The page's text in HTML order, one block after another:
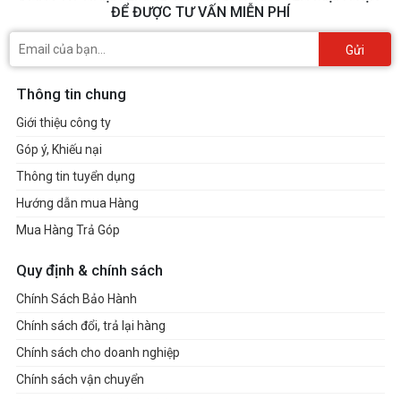
ĐỂ ĐƯỢC TƯ VẤN MIỄN PHÍ
Gửi
Thông tin chung
Giới thiệu công ty
Góp ý, Khiếu nại
Thông tin tuyển dụng
Hướng dẫn mua Hàng
Mua Hàng Trả Góp
Quy định & chính sách
Chính Sách Bảo Hành
Chính sách đổi, trả lại hàng
Chính sách cho doanh nghiệp
Chính sách vận chuyển